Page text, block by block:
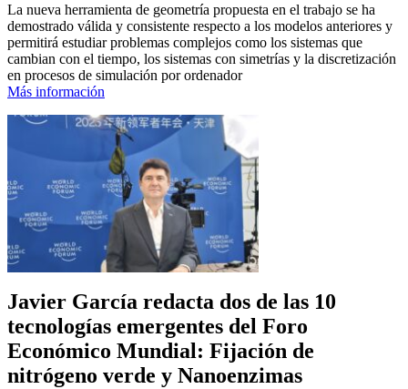
La nueva herramienta de geometría propuesta en el trabajo se ha
demostrado válida y consistente respecto a los modelos anteriores y
permitirá estudiar problemas complejos como los sistemas que
cambian con el tiempo, los sistemas con simetrías y la discretización
en procesos de simulación por ordenador
Más información
Javier García redacta dos de las 10
tecnologías emergentes del Foro
Económico Mundial: Fijación de
nitrógeno verde y Nanoenzimas